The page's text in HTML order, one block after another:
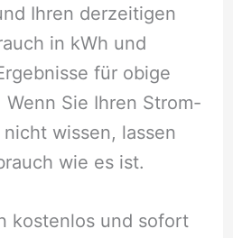
Ihren derzeitigen
in kWh und
für obige
Wenn Sie Ihren Strom-
wissen, lassen
wie es ist.
kostenlos und sofort